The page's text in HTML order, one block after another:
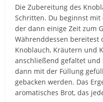
Die Zubereitung des
Schritten. Du beginnst mit
der dann einige Zeit zum
Währenddessen bereitest
Knoblauch, Kräutern und
anschließend gefaltet und
dann mit der Füllung
gebacken werden. Das
aromatisches Brot, das